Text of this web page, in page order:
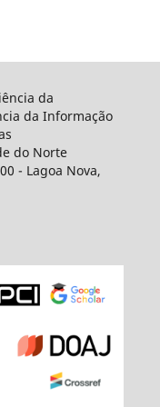
da
da Informação
do Norte
- Lagoa Nova,